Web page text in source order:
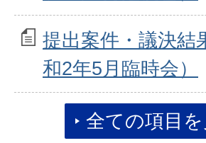
提出案件・議決結
和2年5月臨時会）
全ての項目を